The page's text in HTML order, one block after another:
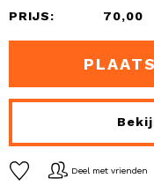
PRIJS: 70,00
Deel met vrienden